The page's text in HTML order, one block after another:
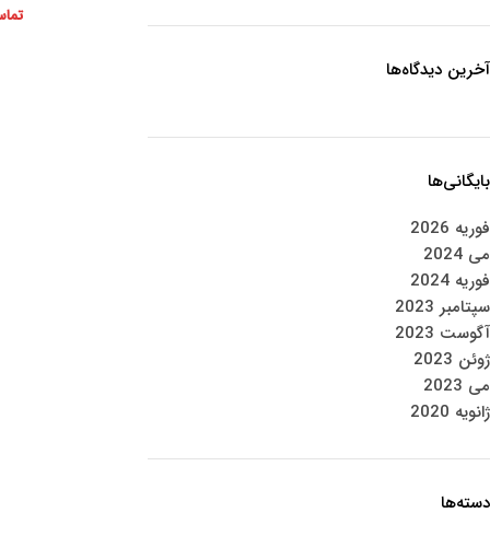
آخرین دیدگاه‌ها
بایگانی‌ها
فوریه 2026
می 2024
فوریه 2024
سپتامبر 2023
آگوست 2023
ژوئن 2023
می 2023
ژانویه 2020
دسته‌ها